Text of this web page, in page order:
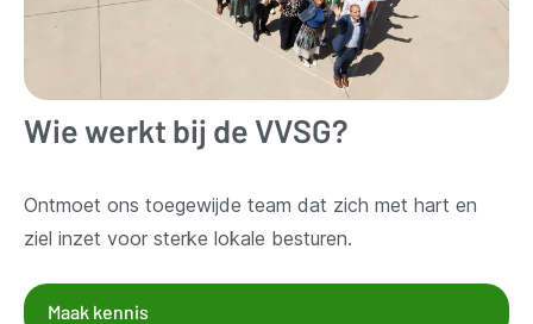
Wie werkt bij de VVSG?
Ontmoet ons toegewijde team dat zich met hart en
ziel inzet voor sterke lokale besturen.
Maak kennis